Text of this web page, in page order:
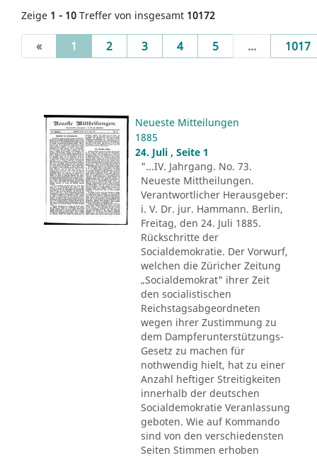
Zeige 1 - 10 Treffer von insgesamt 10172
« 1 (current)
2 3 4 5 ... 1017
Neueste Mitteilungen
1885
24. Juli , Seite 1
"...IV. Jahrgang. No. 73.
Neueste Mittheilungen.
Verantwortlicher Herausgeber:
i. V. Dr. jur. Hammann. Berlin,
Freitag, den 24. Juli 1885.
Rückschritte der
Socialdemokratie. Der Vorwurf,
welchen die Züricher Zeitung
„Socialdemokrat" ihrer Zeit
den socialistischen
Reichstagsabgeordneten
wegen ihrer Zustimmung zu
dem Dampferunterstützungs-
Gesetz zu machen für
nothwendig hielt, hat zu einer
Anzahl heftiger Streitigkeiten
innerhalb der deutschen
Socialdemokratie Veranlassung
geboten. Wie auf Kommando
sind von den verschiedensten
Seiten Stimmen erhoben